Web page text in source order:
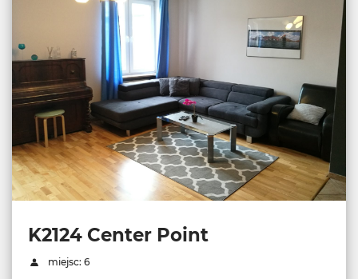
K2124 Center Point
miejsc: 6